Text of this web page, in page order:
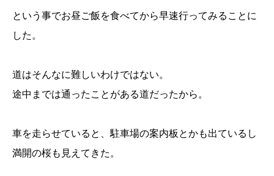
という事でお昼ご飯を食べてから早速行ってみることに
した。
道はそんなに難しいわけではない。
途中までは通ったことがある道だったから。
車を走らせていると、駐車場の案内板とかも出ているし
満開の桜も見えてきた。